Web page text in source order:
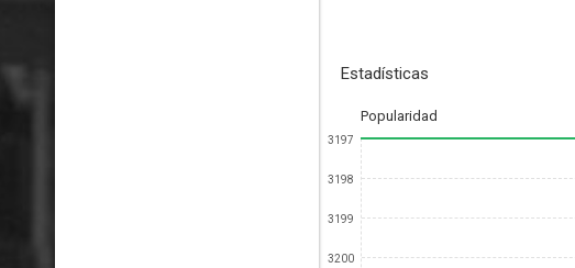
Estadísticas
Popularidad
3197
3198
3199
3200